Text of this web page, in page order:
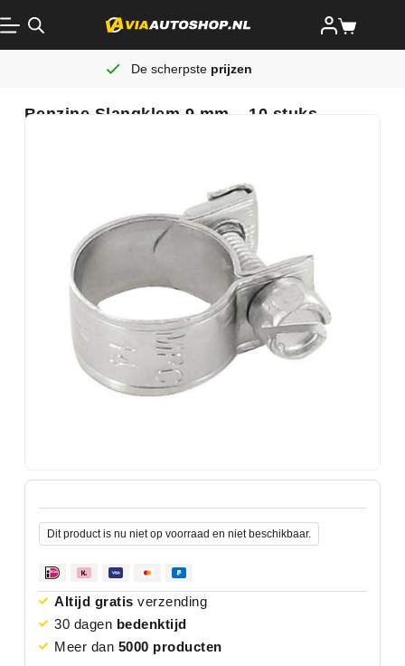
De scherpste prijzen
Benzine Slangklem 9 mm – 10 stuks
Dit product is nu niet op voorraad en niet beschikbaar.
Altijd gratis verzending
30 dagen bedenktijd
Meer dan 5000 producten